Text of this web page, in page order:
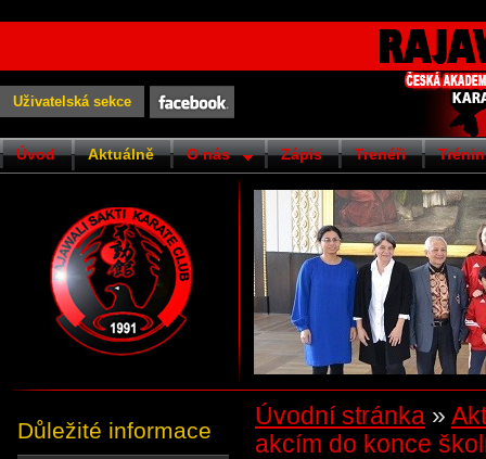
Uživatelská sekce
Úvod Aktuálně O nás Zápis Trenéři
Důležité informace
Úvodní stránka »
akcím do konce